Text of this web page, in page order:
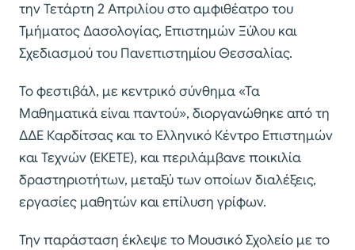
την Τετάρτη 2 Απριλίου στο αμφιθέατρο του
Τμήματος Δασολογίας, Επιστημών Ξύλου και
Σχεδιασμού του Πανεπιστημίου Θεσσαλίας.
Το φεστιβάλ, με κεντρικό σύνθημα «Τα
Μαθηματικά είναι παντού», διοργανώθηκε από τη
ΔΔΕ Καρδίτσας και το Ελληνικό Κέντρο Επιστημών
και Τεχνών (ΕΚΕΤΕ), και περιλάμβανε ποικιλία
δραστηριοτήτων, μεταξύ των οποίων διαλέξεις,
εργασίες μαθητών και επίλυση γρίφων.
Την παράσταση έκλεψε το Μουσικό Σχολείο με το